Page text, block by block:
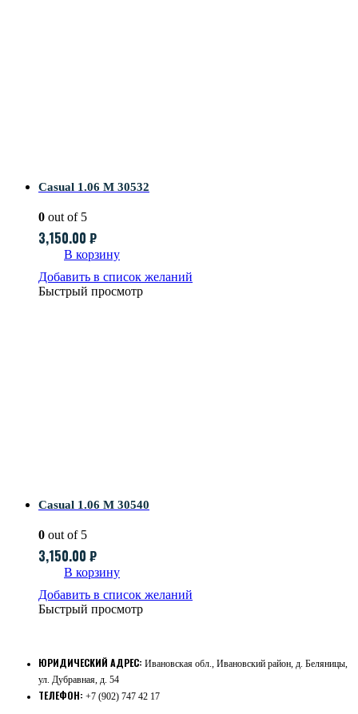
Casual 1.06 M 30532
0 out of 5
3,150.00 ₽
В корзину
Добавить в список желаний
Быстрый просмотр
Casual 1.06 M 30540
0 out of 5
3,150.00 ₽
В корзину
Добавить в список желаний
Быстрый просмотр
ЮРИДИЧЕСКИЙ АДРЕС: Ивановская обл., Ивановский район, д. Беляницы,
ул. Дубравная, д. 54
ТЕЛЕФОН: +7 (902) 747 42 17